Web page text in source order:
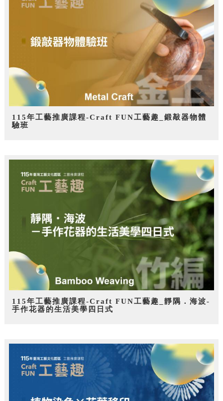
115年工藝推廣課程-Craft FUN工藝趣_鍛敲器物體
驗班
115年工藝推廣課程-Craft FUN工藝趣_靜隅．海波-
手作花器的生活美學四日式